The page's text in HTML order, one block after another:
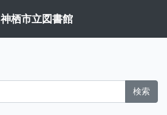
神栖市立図書館
検索